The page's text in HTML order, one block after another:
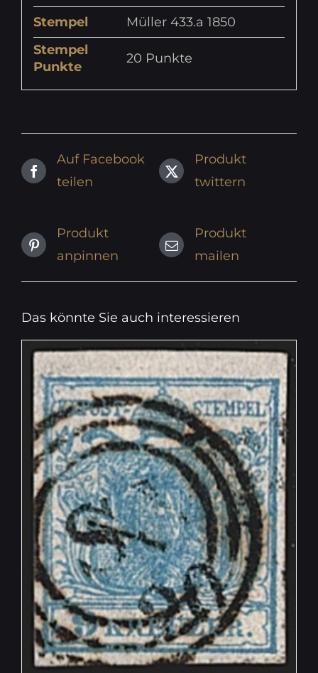
Stempel
Müller 433.a 1850
Stempel
Punkte
20 Punkte
Auf Facebook
teilen
Produkt
twittern
Produkt
anpinnen
Produkt
mailen
Das könnte Sie auch interessieren